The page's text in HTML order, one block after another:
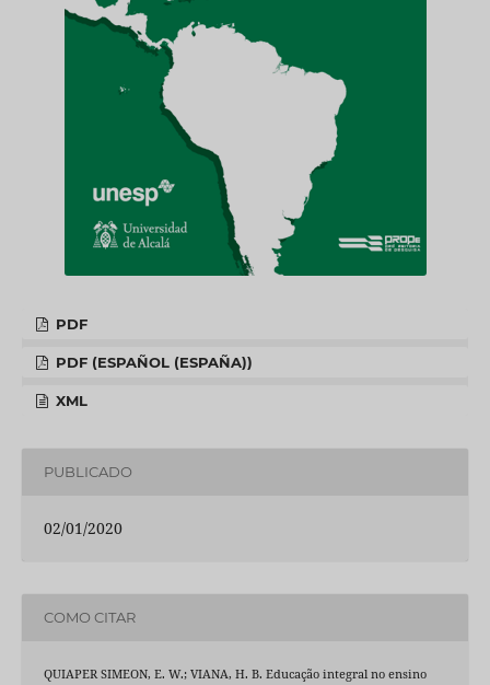
PDF
PDF (ESPAÑOL (ESPAÑA))
XML
PUBLICADO
02/01/2020
COMO CITAR
QUIAPER SIMEON, E. W.; VIANA, H. B. Educação integral no ensino